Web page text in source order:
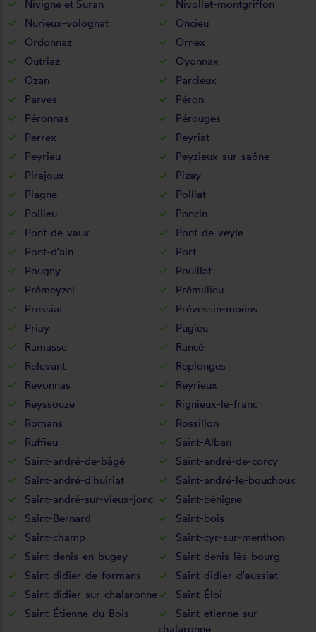
Nivigne et Suran
Nivollet-montgriffon
Nurieux-volognat
Oncieu
Ordonnaz
Ornex
Outriaz
Oyonnax
Ozan
Parcieux
Parves
Péron
Péronnas
Pérouges
Perrex
Peyriat
Peyrieu
Peyzieux-sur-saône
Pirajoux
Pizay
Plagne
Polliat
Pollieu
Poncin
Pont-de-vaux
Pont-de-veyle
Pont-d'ain
Port
Pougny
Pouillat
Prémeyzel
Prémillieu
Pressiat
Prévessin-moëns
Priay
Pugieu
Ramasse
Rancé
Relevant
Replonges
Revonnas
Reyrieux
Reyssouze
Rignieux-le-franc
Romans
Rossillon
Ruffieu
Saint-Alban
Saint-andré-de-bâgé
Saint-andré-de-corcy
Saint-andré-d'huiriat
Saint-andré-le-bouchoux
Saint-andré-sur-vieux-jonc
Saint-bénigne
Saint-Bernard
Saint-bois
Saint-champ
Saint-cyr-sur-menthon
Saint-denis-en-bugey
Saint-denis-lès-bourg
Saint-didier-de-formans
Saint-didier-d'aussiat
Saint-didier-sur-chalaronne
Saint-Éloi
Saint-Étienne-du-Bois
Saint-etienne-sur-
chalaronne